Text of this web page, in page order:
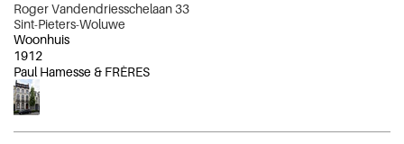
Roger Vandendriesschelaan 33
Sint-Pieters-Woluwe
Woonhuis
1912
Paul Hamesse & FRÈRES